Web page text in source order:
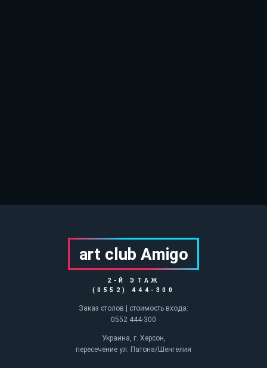
Украина, г. Херсон,
пересечение ул. Патона/Шенгелия
art club Аmigo
2-Й ЭТАЖ
(0552) 444-300
Заказ столов | стоимость входа:
0552 444-300